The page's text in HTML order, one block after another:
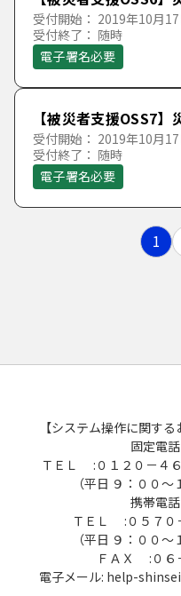
受付開始： 2019年10月
受付終了： 随時
電子署名必要
【被災者支援OSS7
受付開始： 2019年10月
受付終了： 随時
電子署名必要
1
【システム操作に関す
固定電
ＴＥＬ :０１２０－４６
（平日 ９：００～
携帯電
ＴＥＬ :０５７０
（平日 ９：００～
ＦＡＸ :０６
電子メール: help-